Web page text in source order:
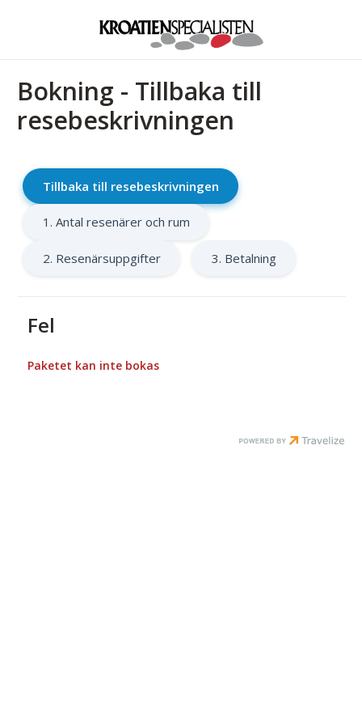
Bokning - Tillbaka till
resebeskrivningen
Tillbaka till resebeskrivningen
1. Antal resenärer och rum
2. Resenärsuppgifter 3. Betalning
Fel
Paketet kan inte bokas